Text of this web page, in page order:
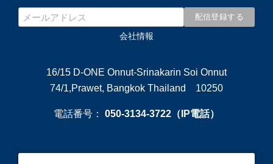
会社情報
16/15 D-ONE Onnut-Srinakarin Soi Onnut
74/1,Prawet, Bangkok Thailand 10250
電話番号： 050-3134-3722（IP電話）